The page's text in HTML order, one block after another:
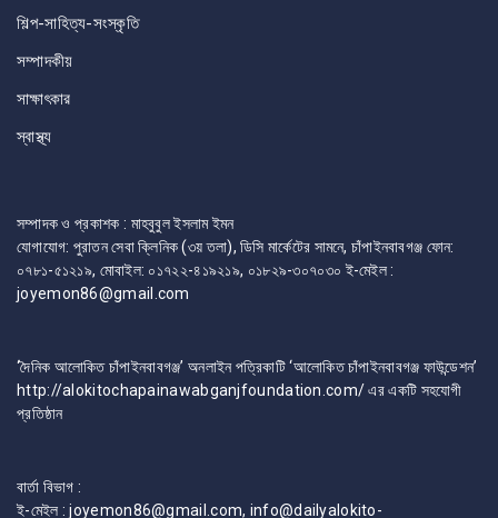
শিল্প-সাহিত্য-সংস্কৃতি
সম্পাদকীয়
সাক্ষাৎকার
স্বাস্থ্য
সম্পাদক ও প্রকাশক : মাহবুবুল ইসলাম ইমন
যোগাযোগ: পুরাতন সেবা ক্লিনিক (৩য় তলা), ডিসি মার্কেটের সামনে, চাঁপাইনবাবগঞ্জ ফোন:
০৭৮১-৫১২১৯, মোবাইল: ০১৭২২-৪১৯২১৯, ০১৮২৯-৩০৭০৩০ ই-মেইল :
joyemon86@gmail.com
‘দৈনিক আলোকিত চাঁপাইনবাবগঞ্জ’ অনলাইন পত্রিকাটি ‘আলোকিত চাঁপাইনবাবগঞ্জ ফাউন্ডেশন’
http://alokitochapainawabganjfoundation.com/ এর একটি সহযোগী
প্রতিষ্ঠান
বার্তা বিভাগ :
ই-মেইল : joyemon86@gmail.com, info@dailyalokito-